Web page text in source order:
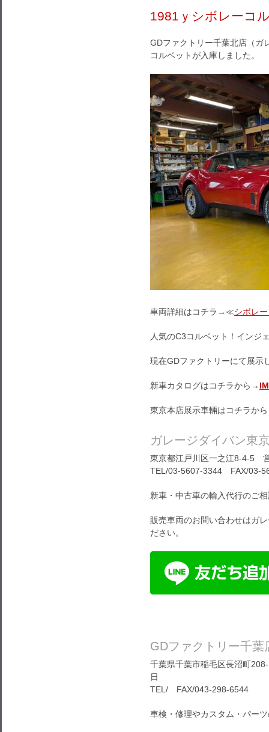
1981ｙシボレーコ
GDファクトリー千葉北店（ガ
コルベットが入庫しました。
車両詳細はコチラ→≪シボレ
人気のC3コルベット！インジ
現在GDファクトリーにて展示
新車カタログはコチラから→
東京本店展示車輛はコチラか
ガレージダイバン東
東京都江戸川区一之江8-4-5
TEL/03-5607-3344 FAX/03-
新車・中古車の輸入代行のご
販売車両のお問い合わせはガ
ださい。
GDファクトリー千葉
千葉県千葉市稲毛区長沼町
日
TEL/ FAX/043-298-6544
車検・修理やカスタム・パー